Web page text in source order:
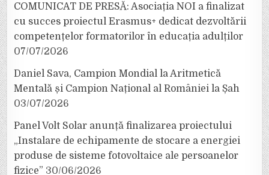
COMUNICAT DE PRESĂ: Asociația NOI a finalizat
cu succes proiectul Erasmus+ dedicat dezvoltării
competențelor formatorilor în educația adulților
07/07/2026
Daniel Sava, Campion Mondial la Aritmetică
Mentală și Campion Național al României la Șah
03/07/2026
Panel Volt Solar anunță finalizarea proiectului
„Instalare de echipamente de stocare a energiei
produse de sisteme fotovoltaice ale persoanelor
fizice” 30/06/2026